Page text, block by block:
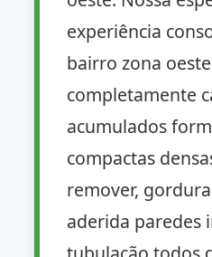
experiência
bairro zona
completamente
acumulados
compactas
remover,
aderida paredes